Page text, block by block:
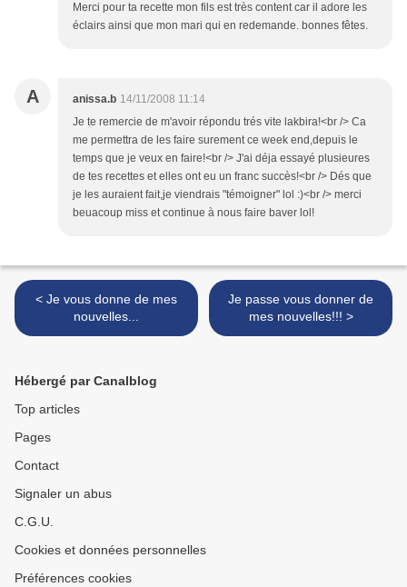
Merci pour ta recette mon fils est très content car il adore les
éclairs ainsi que mon mari qui en redemande. bonnes fêtes.
A anissa.b 14/11/2008 11:14
Je te remercie de m'avoir répondu trés vite lakbira!<br /> Ca
me permettra de les faire surement ce week end,depuis le
temps que je veux en faire!<br /> J'ai déja essayé plusieures
de tes recettes et elles ont eu un franc succès!<br /> Dés que
je les auraient fait,je viendrais "témoigner" lol :)<br /> merci
beuacoup miss et continue à nous faire baver lol!
< Je vous donne de mes
nouvelles...
Je passe vous donner de
mes nouvelles!!! >
Hébergé par Canalblog
Top articles
Pages
Contact
Signaler un abus
C.G.U.
Cookies et données personnelles
Préférences cookies